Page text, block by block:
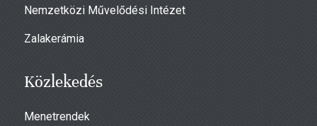
Nemzetközi Művelődési Intézet
Zalakerámia
Közlekedés
Menetrendek